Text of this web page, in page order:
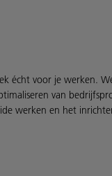
écht voor je werken.
van
werken en het